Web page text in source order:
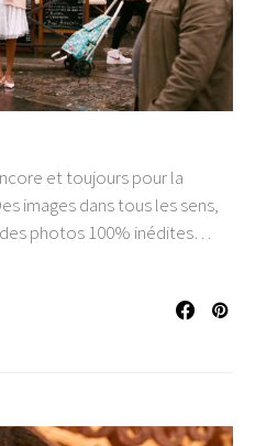
et toujours pour la
images dans tous les sens,
photos 100% inédites…